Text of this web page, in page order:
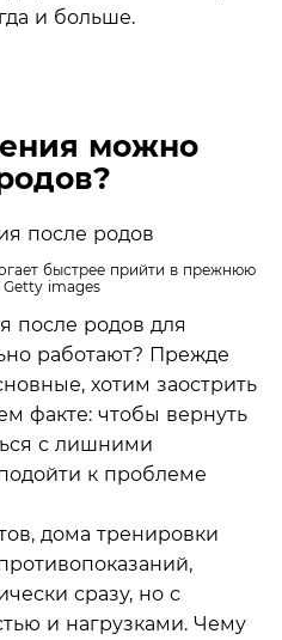
и больше.
можно
быстрее прийти в прежнюю
images
после родов для
работают? Прежде
хотим заострить
факте: чтобы вернуть
с лишними
к проблеме
дома тренировки
сразу, но с
и нагрузками. Чему